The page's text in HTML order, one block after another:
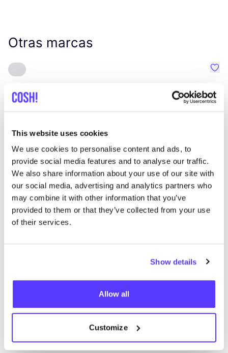
This website uses cookies
We use cookies to personalise content and ads, to
provide social media features and to analyse our traffic.
We also share information about your use of our site with
our social media, advertising and analytics partners who
may combine it with other information that you’ve
provided to them or that they’ve collected from your use
of their services.
Show details
Allow all
Customize
Otras marcas